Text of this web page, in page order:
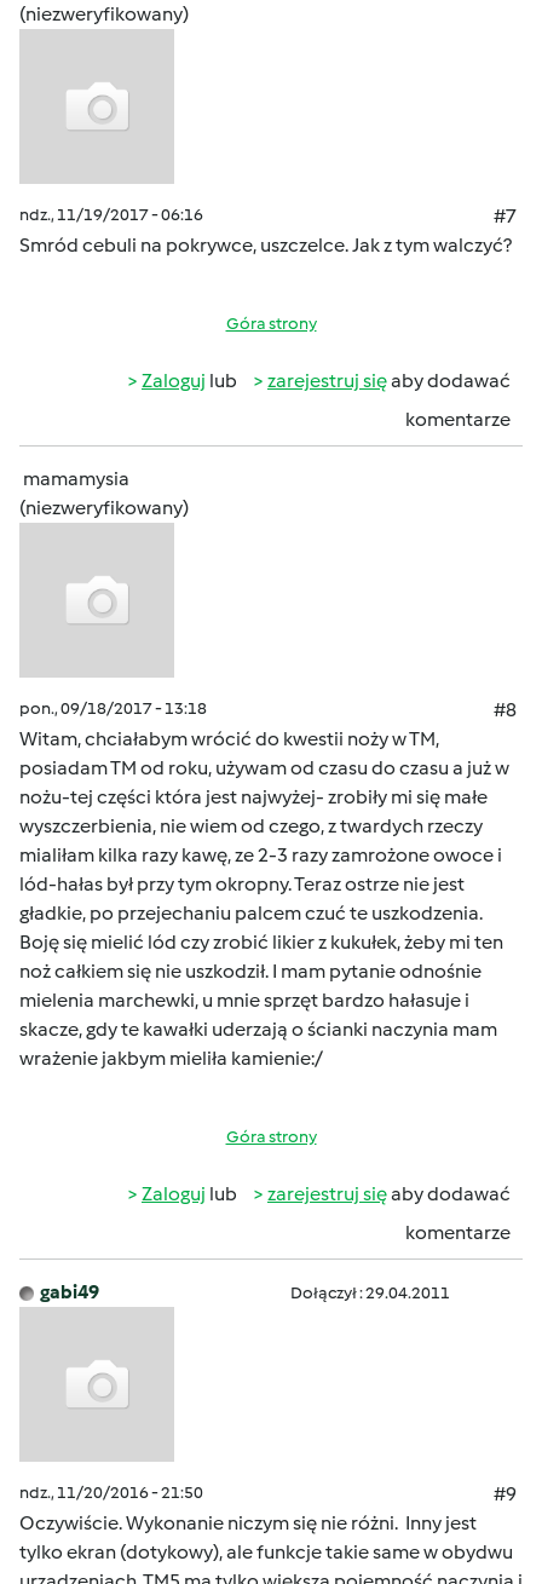
(niezweryfikowany)
ndz., 11/19/2017 - 06:16
#7
Smród cebuli na pokrywce, uszczelce. Jak z tym walczyć?
Góra strony
Zaloguj lub zarejestruj sięaby dodawać
komentarze
mamamysia
(niezweryfikowany)
pon., 09/18/2017 - 13:18
#8
Witam, chciałabym wrócić do kwestii noży w TM,
posiadam TM od roku, używam od czasu do czasu a już w
nożu-tej części która jest najwyżej- zrobiły mi się małe
wyszczerbienia, nie wiem od czego, z twardych rzeczy
mialiłam kilka razy kawę, ze 2-3 razy zamrożone owoce i
lód-hałas był przy tym okropny. Teraz ostrze nie jest
gładkie, po przejechaniu palcem czuć te uszkodzenia.
Boję się mielić lód czy zrobić likier z kukułek, żeby mi ten
noż całkiem się nie uszkodził. I mam pytanie odnośnie
mielenia marchewki, u mnie sprzęt bardzo hałasuje i
skacze, gdy te kawałki uderzają o ścianki naczynia mam
wrażenie jakbym mieliła kamienie:/
Góra strony
Zaloguj lub zarejestruj sięaby dodawać
komentarze
gabi49 Dołączył : 29.04.2011
ndz., 11/20/2016 - 21:50
#9
Oczywiście. Wykonanie niczym się nie różni. Inny jest
tylko ekran (dotykowy), ale funkcje takie same w obydwu